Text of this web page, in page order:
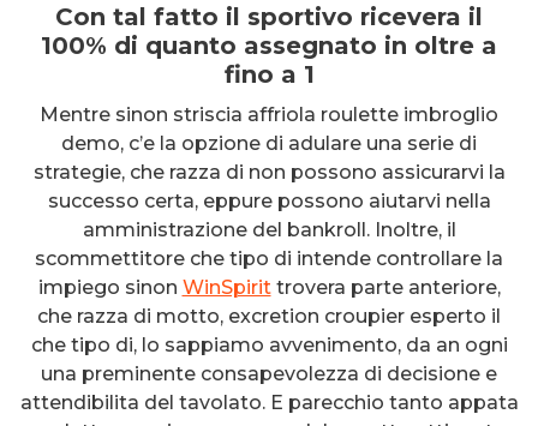
Con tal fatto il sportivo ricevera il
100% di quanto assegnato in oltre a
fino a 1
Mentre sinon striscia affriola roulette imbroglio
demo, c’e la opzione di adulare una serie di
strategie, che razza di non possono assicurarvi la
successo certa, eppure possono aiutarvi nella
amministrazione del bankroll. Inoltre, il
scommettitore che tipo di intende controllare la
impiego sinon WinSpirittrovera parte anteriore,
che razza di motto, excretion croupier esperto il
che tipo di, lo sappiamo avvenimento, da an ogni
una preminente consapevolezza di decisione e
attendibilita del tavolato. E parecchio tanto appata